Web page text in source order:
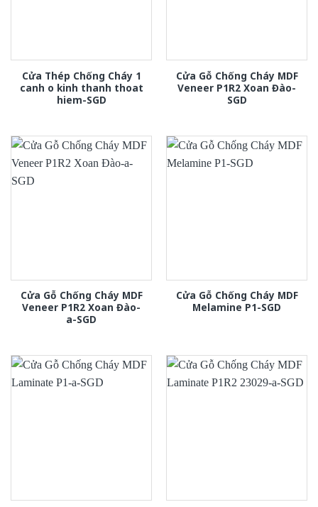
Cửa Thép Chống Cháy 1
canh o kinh thanh thoat
hiem-SGD
Cửa Gỗ Chống Cháy MDF
Veneer P1R2 Xoan Đào-
SGD
Cửa Gỗ Chống Cháy MDF
Veneer P1R2 Xoan Đào-
a-SGD
Cửa Gỗ Chống Cháy MDF
Melamine P1-SGD